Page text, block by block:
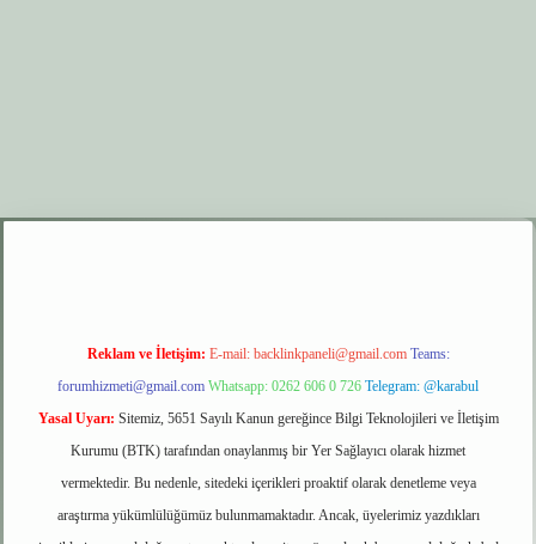
elexbet giriş
Reklam ve İletişim: E-mail: backlinkpaneli@gmail.com Teams:
forumhizmeti@gmail.com Whatsapp: 0262 606 0 726 Telegram: @karabul
Yasal Uyarı: Sitemiz, 5651 Sayılı Kanun gereğince Bilgi Teknolojileri ve İletişim
Kurumu (BTK) tarafından onaylanmış bir Yer Sağlayıcı olarak hizmet
vermektedir. Bu nedenle, sitedeki içerikleri proaktif olarak denetleme veya
araştırma yükümlülüğümüz bulunmamaktadır. Ancak, üyelerimiz yazdıkları